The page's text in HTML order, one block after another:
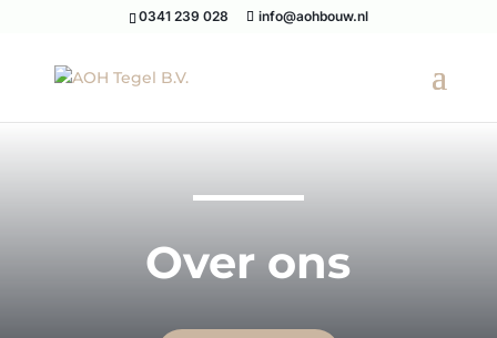
0341 239 028 info@aohbouw.nl
Over ons